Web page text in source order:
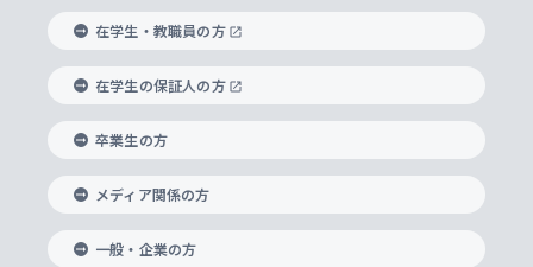
経済学部
外国語学部
総合グローバル学部
国際教養学部
身体知
思考と表現
データサイエンス
グローバル教育センター
上智大学で学ぶ
海外で学ぶ
学びのサポート
大学院
神学研究科
助産学専攻科
生涯学習
国際言語情報研究所
グローバル・コンサーン研究所
比較文化研究所
ヨーロッパ研究所
研究支援制度
重点領域研究・自由課題研究
研究活動に関する法令・研究費の使用について
ボランティア活動
学生の相談窓口
心身の健康相談
ハラスメント防止の取り組み
障がいのある学生への支援
キャリア形成サポート
キャリア形成支援プログラム
住まいのサポート
科目等履修生
研究生・外国人特別研究生・国費留学生
交換留学生(海外大学から上智大学で学ぶ)
ノンディグリー生
学長・副学長紹介
上智大学の精神
上智大学の理念
上智大学の沿革
ソフィア・アーカイブズ
グローバルエンゲージメント
上智大学を訪れた世界の知性
上智大学公式ソーシャルメディア
学校法人上智学院について
在学生・教職員の方
在学生の保証人の方
卒業生の方
メディア関係の方
一般・企業の方